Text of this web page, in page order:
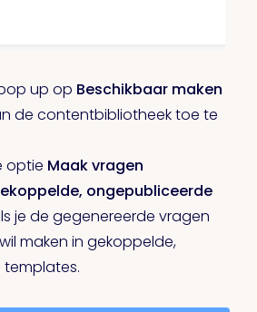
up op Beschikbaar maken
de contentbibliotheek toe te
optie Maak vragen
ongepubliceerde
je de gegenereerde vragen
maken in gekoppelde,